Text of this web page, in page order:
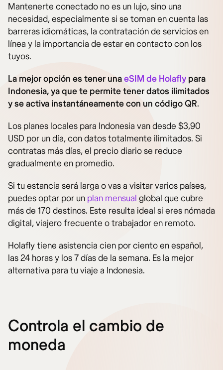
Mantenerte conectado no es un lujo, sino una
necesidad, especialmente si se toman en cuenta las
barreras idiomáticas, la contratación de servicios en
línea y la importancia de estar en contacto con los
tuyos.
La mejor opción es tener unaeSIM de Holafly para
Indonesia, ya que te permite tener datos ilimitados
y se activa instantáneamente con un código QR.
Los planes locales para Indonesia van desde $3,90
USD por un día, con datos totalmente ilimitados. Si
contratas más días, el precio diario se reduce
gradualmente en promedio.
Si tu estancia será larga o vas a visitar varios países,
puedes optar por un plan mensual global que cubre
más de 170 destinos. Este resulta ideal si eres nómada
digital, viajero frecuente o trabajador en remoto.
Holafly tiene asistencia cien por ciento en español,
las 24 horas y los 7 días de la semana. Es la mejor
alternativa para tu viaje a Indonesia.
Controla el cambio de
moneda